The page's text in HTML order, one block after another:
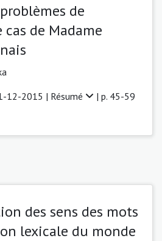
de
de Madame
12-2015 | Résumé | p. 45-59
des sens des mots
lexicale du monde